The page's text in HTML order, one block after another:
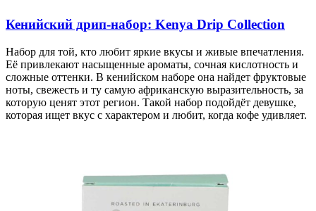
Кенийский дрип-набор: Kenya Drip Collection
Набор для той, кто любит яркие вкусы и живые впечатления.
Её привлекают насыщенные ароматы, сочная кислотность и
сложные оттенки. В кенийском наборе она найдет фруктовые
ноты, свежесть и ту самую африканскую выразительность, за
которую ценят этот регион. Такой набор подойдёт девушке,
которая ищет вкус с характером и любит, когда кофе удивляет.